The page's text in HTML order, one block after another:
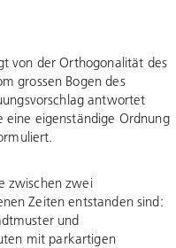
von der Orthogonalität des
grossen Bogen des
antwortet
eigenständige Ordnung
zwischen zwei
Zeiten entstanden sind:
und
mit parkartigen